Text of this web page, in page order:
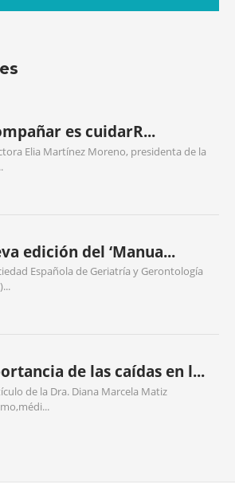
es cuidarR...
Elia Martínez Moreno, presidenta de la
edición del ‘Manua...
Española de Geriatría y Gerontología
de las caídas en l...
de la Dra. Diana Marcela Matiz